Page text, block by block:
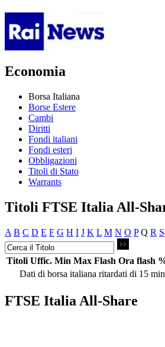
Economia
Borsa Italiana
Borse Estere
Cambi
Diritti
Fondi italiani
Fondi esteri
Obbligazioni
Titoli di Stato
Warrants
Titoli FTSE Italia All-
A B C D E F G H I J K L M N O P Q R S
Titoli Uffic. Min Max Flash Ora flash
Dati di borsa italiana ritardati di 15
FTSE Italia All-Share